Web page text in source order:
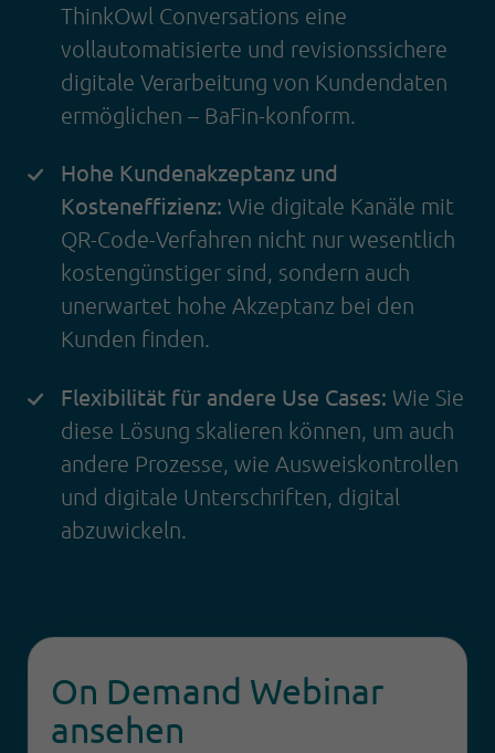
ThinkOwl Conversations eine
vollautomatisierte und revisionssichere
digitale Verarbeitung von Kundendaten
ermöglichen – BaFin-konform.
Hohe Kundenakzeptanz und
Kosteneffizienz: Wie digitale Kanäle mit
QR-Code-Verfahren nicht nur wesentlich
kostengünstiger sind, sondern auch
unerwartet hohe Akzeptanz bei den
Kunden finden.
Flexibilität für andere Use Cases: Wie Sie
diese Lösung skalieren können, um auch
andere Prozesse, wie Ausweiskontrollen
und digitale Unterschriften, digital
abzuwickeln.
On Demand Webinar
ansehen